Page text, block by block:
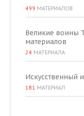
499 МАТЕРИАЛОВ
Великие воины
материалов
24 МАТЕРИАЛА
Искусственный
181 МАТЕРИАЛ